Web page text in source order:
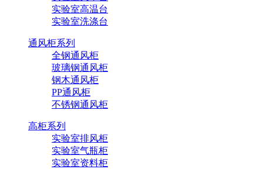
实验室高温台
实验室洗涤台
通风柜系列
全钢通风柜
玻璃钢通风柜
钢木通风柜
PP通风柜
不锈钢通风柜
高柜系列
实验室排风柜
实验室气瓶柜
实验室资料柜